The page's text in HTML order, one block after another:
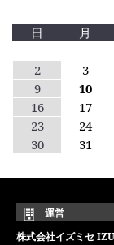
日
月
2
3
9
10
16
17
23
24
30
31
運営
株式会社イズミセ